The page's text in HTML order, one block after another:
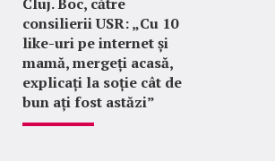
consilierii USR: „Cu 10
like-uri pe internet și
mamă, mergeți acasă,
explicați la soție cât de
bun ați fost astăzi”